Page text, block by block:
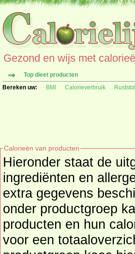
Gezond en wijs met
Top dieet producten
Bereken uw:
BMI Calorieverbruik
Calorieën van producten
Hieronder staat de
ingrediënten en allergenen van Leerdammer
extra gegevens
onder productgroep
producten en hun calorische
voor een